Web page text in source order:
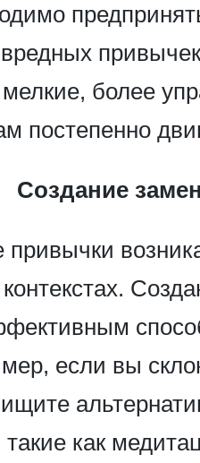
более
постепенно
Создание
привычки
если вы
ищите
как